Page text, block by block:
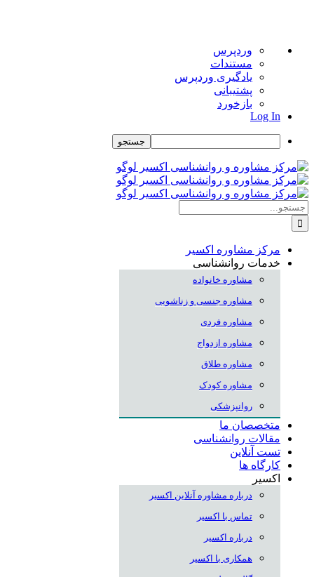
درباره
وردپرس
وردپرس
مستندات
یادگیری وردپرس
پشتیبانی
بازخورد
Log In
جستجو
Skip
to
content
جستجو
برای:
مرکز مشاوره اکسیر
خدمات روانشناسی
مشاوره خانواده
مشاوره جنسی و زناشویی
مشاوره فردی
مشاوره ازدواج
مشاوره طلاق
مشاوره کودک
روانپزشکی
متخصصان ما
مقالات روانشناسی
تست آنلاین
کارگاه ها
اکسیر
درباره مشاوره آنلاین اکسیر
تماس با اکسیر
درباره اکسیر
همکاری با اکسیر